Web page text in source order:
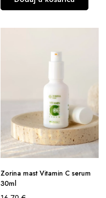
Zorina mast Vitamin C serum
30ml